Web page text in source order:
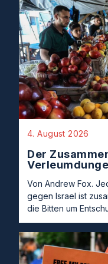
4. August 2026
Der
Von Andrew Fox.
gegen Israel ist
die Bitten um